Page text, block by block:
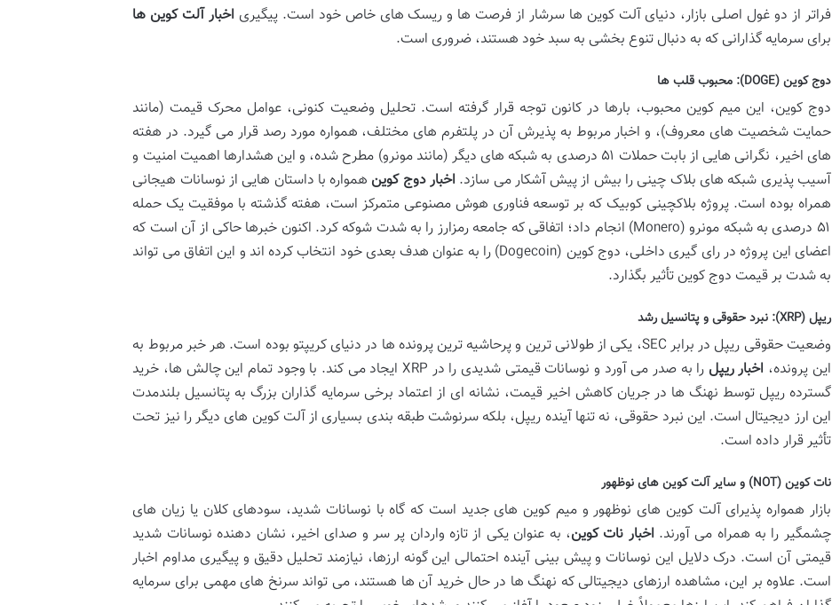
فراتر از دو غول اصلی بازار، دنیای آلت کوین ها سرشار از فرصت ها و ریسک های خاص خود است. پیگیری اخبار آلت کوین ها
برای سرمایه گذارانی که به دنبال تنوع بخشی به سبد خود هستند، ضروری است.
دوج کوین (DOGE): محبوب قلب ها
دوج کوین، این میم کوین محبوب، بارها در کانون توجه قرار گرفته است. تحلیل وضعیت کنونی، عوامل محرک قیمت (مانند
حمایت شخصیت های معروف)، و اخبار مربوط به پذیرش آن در پلتفرم های مختلف، همواره مورد رصد قرار می گیرد. در هفته
های اخیر، نگرانی هایی از بابت حملات ۵۱ درصدی به شبکه های دیگر (مانند مونرو) مطرح شده، و این هشدارها اهمیت امنیت و
آسیب پذیری شبکه های بلاک چینی را بیش از پیش آشکار می سازد. اخبار دوج کوین همواره با داستان هایی از نوسانات هیجانی
همراه بوده است. پروژه بلاکچینی کوبیک که بر توسعه فناوری هوش مصنوعی متمرکز است، هفته گذشته با موفقیت یک حمله
۵۱ درصدی به شبکه مونرو (Monero) انجام داد؛ اتفاقی که جامعه رمزارز را به شدت شوکه کرد. اکنون خبرها حاکی از آن است که
اعضای این پروژه در رای گیری داخلی، دوج کوین (Dogecoin) را به عنوان هدف بعدی خود انتخاب کرده اند و این اتفاق می تواند
به شدت بر قیمت دوج کوین تأثیر بگذارد.
ریپل (XRP): نبرد حقوقی و پتانسیل رشد
وضعیت حقوقی ریپل در برابر SEC، یکی از طولانی ترین و پرحاشیه ترین پرونده ها در دنیای کریپتو بوده است. هر خبر مربوط به
این پرونده، اخبار ریپل
را به صدر می آورد و نوسانات قیمتی شدیدی را در XRP ایجاد می کند. با وجود تمام این چالش ها، خرید
گسترده ریپل توسط نهنگ ها در جریان کاهش اخیر قیمت، نشانه ای از اعتماد برخی سرمایه گذاران بزرگ به پتانسیل بلندمدت
این ارز دیجیتال است. این نبرد حقوقی، نه تنها آینده ریپل، بلکه سرنوشت طبقه بندی بسیاری از آلت کوین های دیگر را نیز تحت
تأثیر قرار داده است.
نات کوین (NOT) و سایر آلت کوین های نوظهور
بازار همواره پذیرای آلت کوین های نوظهور و میم کوین های جدید است که گاه با نوسانات شدید، سودهای کلان یا زیان های
چشمگیر را به همراه می آورند. اخبار نات کوین، به عنوان یکی از تازه واردان پر سر و صدای اخیر، نشان دهنده نوسانات شدید
قیمتی آن است. درک دلایل این نوسانات و پیش بینی آینده احتمالی این گونه ارزها، نیازمند تحلیل دقیق و پیگیری مداوم اخبار
است. علاوه بر این، مشاهده ارزهای دیجیتالی که نهنگ ها در حال خرید آن ها هستند، می تواند سرنخ های مهمی برای سرمایه